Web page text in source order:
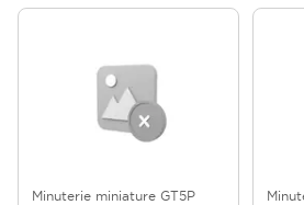
Minuterie miniature GT5P